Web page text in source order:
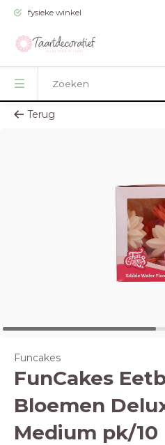
fysieke winkel
Terug
Funcakes
FunCakes
Bloemen
Medium pk/10